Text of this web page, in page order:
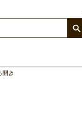
開き